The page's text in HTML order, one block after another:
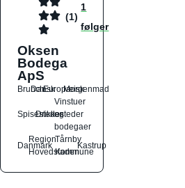
(1)
1
følger
Oksen
Bodega
ApS
Brunch
DanskEuropæiskMorgenmad
Spisesteder
Drikkesteder
Vinstuer
og
bodegaer
Danmark
Region
Hovedstaden
Tårnby
Kommune
Kastrup